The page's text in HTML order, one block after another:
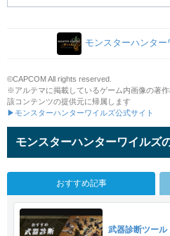
モンスターハンタ
©CAPCOM All rights reserved.
※アルテマに掲載しているゲーム内画像の著
該コンテンツの提供元に帰属します
▶モンスターハンターワイルズ公式サイト
モンスターハンターワイルズ
おすすめ記事
武器診断ツール